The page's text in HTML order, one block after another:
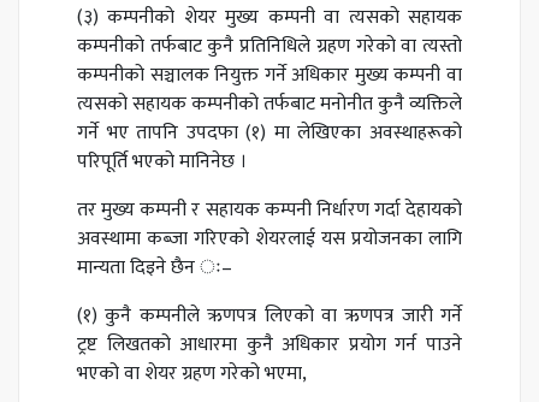
(३) कम्पनीको शेयर मुख्य कम्पनी वा त्यसको सहायक
कम्पनीको तर्फबाट कुनै प्रतिनिधिले ग्रहण गरेको वा त्यस्तो
कम्पनीको सञ्चालक नियुक्त गर्ने अधिकार मुख्य कम्पनी वा
त्यसको सहायक कम्पनीको तर्फबाट मनोनीत कुनै व्यक्तिले
गर्ने भए तापनि उपदफा (१) मा लेखिएका अवस्थाहरूको
परिपूर्ति भएको मानिनेछ ।
तर मुख्य कम्पनी र सहायक कम्पनी निर्धारण गर्दा देहायको
अवस्थामा कब्जा गरिएको शेयरलाई यस प्रयोजनका लागि
मान्यता दिइने छैन ः–
(१) कुनै कम्पनीले ऋणपत्र लिएको वा ऋणपत्र जारी गर्ने
ट्रष्ट लिखतको आधारमा कुनै अधिकार प्रयोग गर्न पाउने
भएको वा शेयर ग्रहण गरेको भएमा,